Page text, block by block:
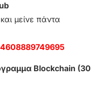
μείνε πάντα
Blockchain (30